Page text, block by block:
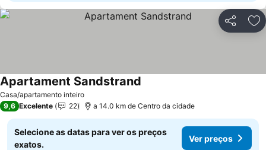
Partilhar
Casa/apartamento inteiro
Apartament Sandstrand
9,6 Excelente 22 a 14.0 km de Centro da cidade
Selecione as datas para ver os preços
exatos.
Ver preços